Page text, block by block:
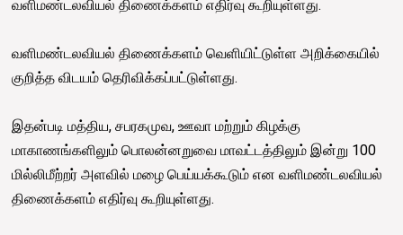
வளிமண்டலவியல் திணைக்களம் எதிர்வு கூறியுள்ளது.
வளிமண்டலவியல் திணைக்களம் வெளியிட்டுள்ள அறிக்கையில்
குறித்த விடயம் தெரிவிக்கப்பட்டுள்ளது.
இதன்படி மத்திய, சபரகமுவ, ஊவா மற்றும் கிழக்கு
மாகாணங்களிலும் பொலன்னறுவை மாவட்டத்திலும் இன்று 100
மில்லிமீற்றர் அளவில் மழை பெய்யக்கூடும் என வளிமண்டலவியல்
திணைக்களம் எதிர்வு கூறியுள்ளது.